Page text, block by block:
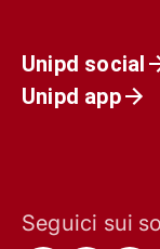
Unipd social
Unipd app
Seguici sui